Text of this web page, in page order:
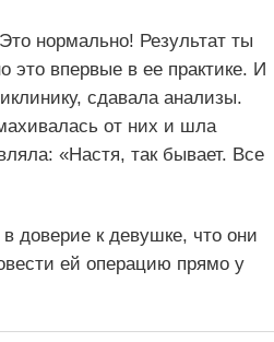
нормально! Результат ты
это впервые в ее практике. И
сдавала анализы.
от них и шла
«Настя, так бывает. Все
доверие к девушке, что они
ей операцию прямо у